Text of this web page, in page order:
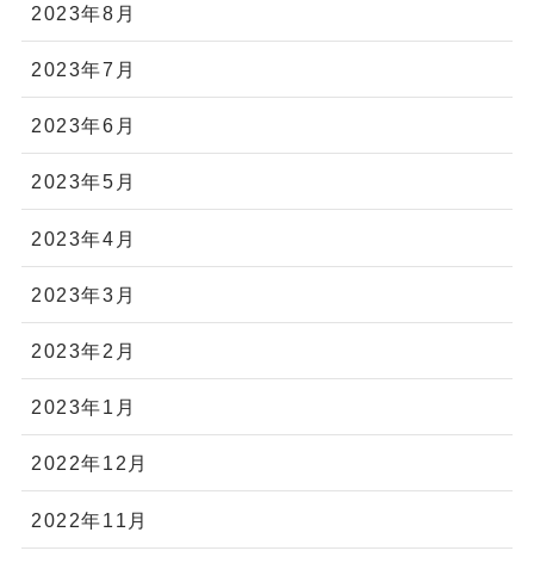
2023年8月
2023年7月
2023年6月
2023年5月
2023年4月
2023年3月
2023年2月
2023年1月
2022年12月
2022年11月